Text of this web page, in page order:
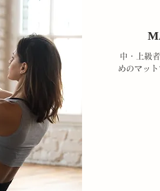
中・上級
めのマッ